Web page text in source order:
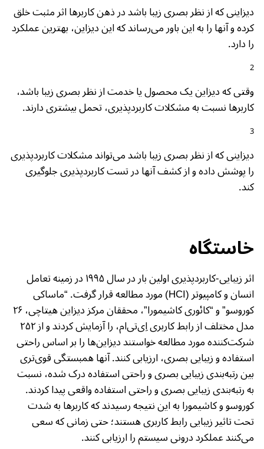
دیزاینی که از نظر بصری زیبا باشد در ذهن کاربرها اثر مثبت خلق
کرده و آنها را به این باور می‌رساند که این دیزاین، بهترین عملکرد
را دارد.
وقتی که دیزاین یک محصول یا خدمت از نظر بصری زیبا باشد،
کاربرها نسبت به مشکلات کاربردپذیری، تحمل بیشتری دارند.
دیزاینی که از نظر بصری زیبا باشد می‌تواند مشکلات کاربردپذیری
را پوشش داده و از کشف آنها در تست کاربردپذیری جلوگیری
کند.
خاستگاه
اثر زیبایی-کاربردپذیری اولین بار در سال ۱۹۹۵ در زمینه تعامل
انسان و کامپیوتر (HCI) مورد مطالعه قرار گرفت. “ماساکی
کوروسو” و “کائوری کاشیمورا”، محققان مرکز دیزاین هیتاچی، ۲۶
مدل مختلف از رابط کاربری اِی‌تی‌ام، را آزمایش کردند و از ۲۵۲
شرکت‌کننده مورد مطالعه خواستند دیزاین‌ها را بر اساس راحتی
استفاده و زیبایی بصری، ارزیابی کنند. آنها همبستگی قوی‌تری
بین رتبه‌بندی زیبایی بصری و راحتی استفاده درک شده، نسبت
به رتبه‌بندی زیبایی بصری و راحتی استفاده واقعی پیدا کردند.
کوروسو و کاشیمورا به این نتیجه رسیدند که کاربرها به شدت
تحت تاثیر زیبایی رابط کاربری هستند؛ حتی زمانی که سعی
می‌کنند عملکرد درونی سیستم را ارزیابی کنند.